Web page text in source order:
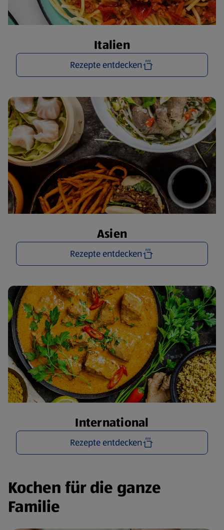
Italien
Rezepte entdecken
Asien
Rezepte entdecken
International
Rezepte entdecken
Kochen für die ganze
Familie